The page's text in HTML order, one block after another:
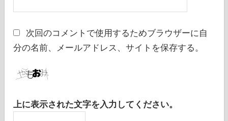
次回のコメントで使用するためブラウザーに自
分の名前、メールアドレス、サイトを保存する。
上に表示された文字を入力してください。